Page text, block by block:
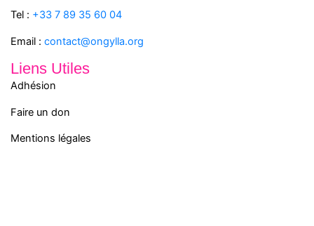
Tel : +33 7 89 35 60 04
Email : contact@ongylla.org
Liens Utiles
Adhésion
Faire un don
Mentions légales